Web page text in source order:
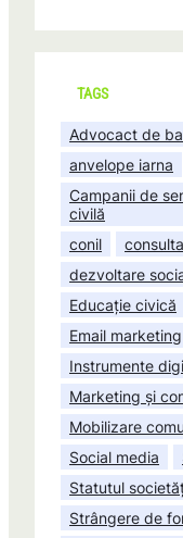
TAGS
Advocact de
anvelope iarna
Campanii de
civilă
conil
dezvoltare
Educație civică
Email marketing
Instrumente
Marketing și
Mobilizare
Social media
Statutul
Strângere de